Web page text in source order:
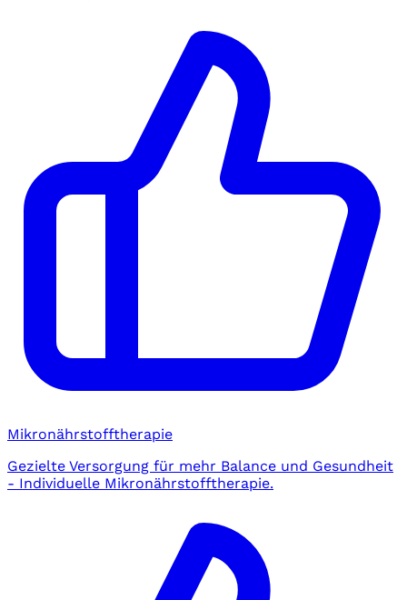
Mikronährstofftherapie
Gezielte Versorgung für mehr Balance und Gesundheit
- Individuelle Mikronährstofftherapie.